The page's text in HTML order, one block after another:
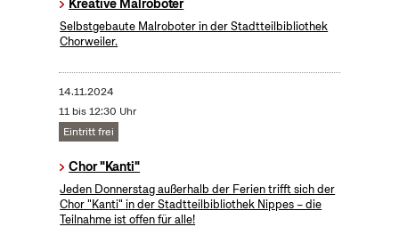
Kreative Malroboter
Selbstgebaute Malroboter in der Stadtteilbibliothek
Chorweiler.
14.11.2024
11 bis 12:30 Uhr
Eintritt frei
Chor "Kanti"
Jeden Donnerstag außerhalb der Ferien trifft sich der
Chor "Kanti" in der Stadtteilbibliothek Nippes – die
Teilnahme ist offen für alle!